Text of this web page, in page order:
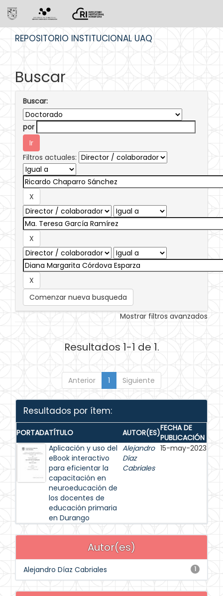
REPOSITORIO INSTITUCIONAL UAQ
Buscar
Buscar:
por
Filtros actuales:
Comenzar nueva busqueda
Mostrar filtros avanzados
Resultados 1-1 de 1.
Anterior 1 Siguiente
Resultados por ítem:
PORTADATÍTULO AUTOR(ES)FECHA DE
PUBLICACIÓN
Aplicación y uso del
eBook interactivo
para eficientar la
capacitación en
neuroeducación de
los docentes de
educación primaria
en Durango
Alejandro
Díaz
Cabriales
15-may-2023
Autor(es)
1
Alejandro Díaz Cabriales